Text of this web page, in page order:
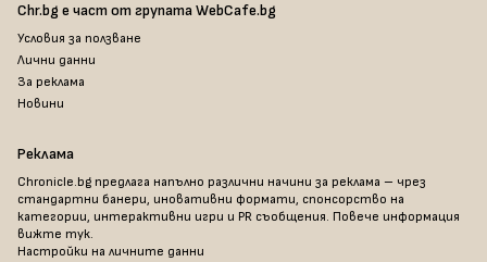
Chr.bg е част от групата WebCafe.bg
Условия за ползване
Лични данни
За реклама
Новини
Реклама
Chronicle.bg предлага напълно различни начини за реклама – чрез
стандартни банери, иновативни формати, спонсорство на
категории, интерактивни игри и PR съобщения. Повече информация
вижте тук.
Настройки на личните данни